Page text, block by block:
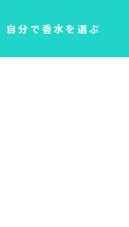
自分で香水を選ぶ